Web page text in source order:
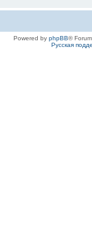
Powered by phpBB®
Русская